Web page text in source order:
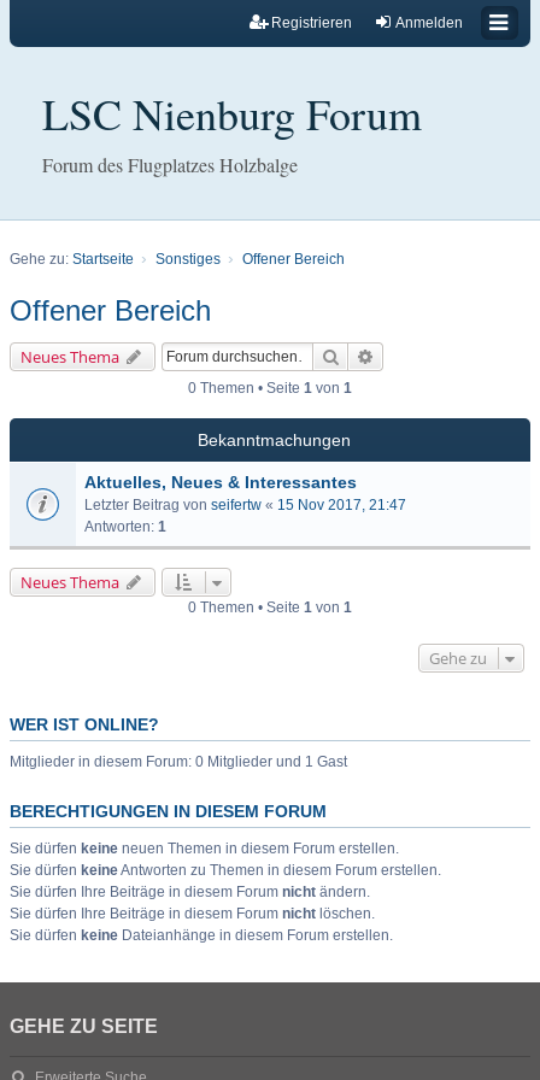
Anmelden
Registrieren
LSC Nienburg Forum
Forum des Flugplatzes Holzbalge
Gehe zu: Startseite Sonstiges Offener Bereich
Offener Bereich
Neues Thema Suche
0 Themen • Seite 1 von 1
Bekanntmachungen
Aktuelles, Neues & Interessantes
Letzter Beitrag von seifertw « 15 Nov 2017, 21:47
Antworten: 1
Neues Thema
0 Themen • Seite 1 von 1
Gehe zu
WER IST ONLINE?
Mitglieder in diesem Forum: 0 Mitglieder und 1 Gast
BERECHTIGUNGEN IN DIESEM FORUM
Sie dürfen keine neuen Themen in diesem Forum erstellen.
Sie dürfen keineAntworten zu Themen in diesem Forum erstellen.
Sie dürfen Ihre Beiträge in diesem Forum nicht ändern.
Sie dürfen Ihre Beiträge in diesem Forum nicht löschen.
Sie dürfen keine Dateianhänge in diesem Forum erstellen.
GEHE ZU SEITE